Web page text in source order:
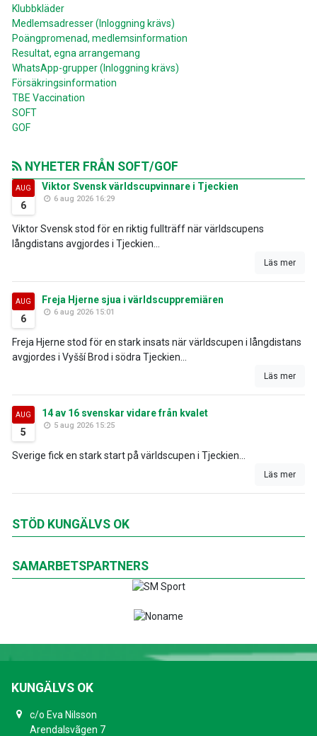
Klubbkläder
Medlemsadresser (Inloggning krävs)
Poängpromenad, medlemsinformation
Resultat, egna arrangemang
WhatsApp-grupper (Inloggning krävs)
Försäkringsinformation
TBE Vaccination
SOFT
GOF
NYHETER FRÅN SOFT/GOF
AUG
6
Viktor Svensk världscupvinnare i Tjeckien
6 aug 2026 16:29
Viktor Svensk stod för en riktig fullträff när världscupens
långdistans avgjordes i Tjeckien...
Läs mer
AUG
6
Freja Hjerne sjua i världscuppremiären
6 aug 2026 15:01
Freja Hjerne stod för en stark insats när världscupen i långdistans
avgjordes i Vyšší Brod i södra Tjeckien...
Läs mer
AUG
5
14 av 16 svenskar vidare från kvalet
5 aug 2026 15:25
Sverige fick en stark start på världscupen i Tjeckien...
Läs mer
STÖD KUNGÄLVS OK
SAMARBETSPARTNERS
KUNGÄLVS OK
c/o Eva Nilsson
Arendalsvãgen 7